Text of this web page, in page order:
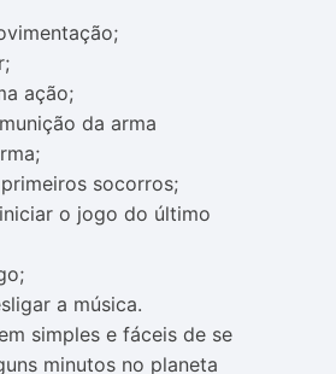
ação;
da arma
socorros;
o jogo do último
a música.
simples e fáceis de se
minutos no planeta